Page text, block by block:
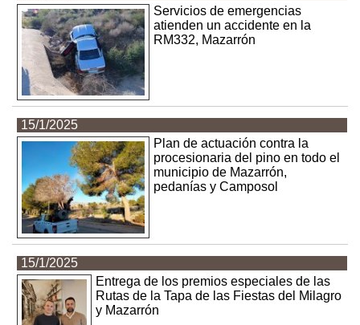
Servicios de emergencias
atienden un accidente en la
RM332, Mazarrón
15/1/2025
Plan de actuación contra la
procesionaria del pino en todo el
municipio de Mazarrón,
pedanías y Camposol
15/1/2025
Entrega de los premios especiales de las
Rutas de la Tapa de las Fiestas del Milagro
y Mazarrón